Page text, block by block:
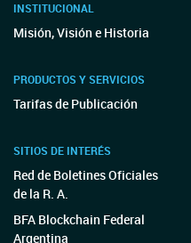
INSTITUCIONAL
Misión, Visión e Historia
PRODUCTOS Y SERVICIOS
Tarifas de Publicación
SITIOS DE INTERÉS
Red de Boletines Oficiales
de la R. A.
BFA Blockchain Federal
Argentina